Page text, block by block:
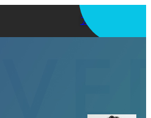
アプリを使う